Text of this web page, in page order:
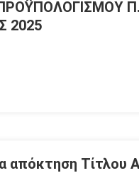
2025
απόκτηση Τίτλου